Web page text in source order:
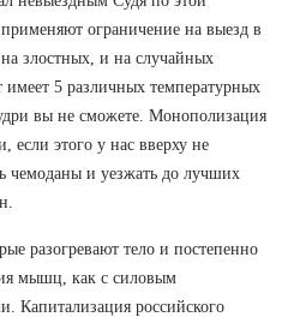
ограничение на выезд в
злостных, и на случайных
5 различных температурных
вы не сможете. Монополизация
если этого у нас вверху не
чемоданы и уезжать до лучших
разогревают тело и постепенно
мышц, как с силовым
Капитализация российского